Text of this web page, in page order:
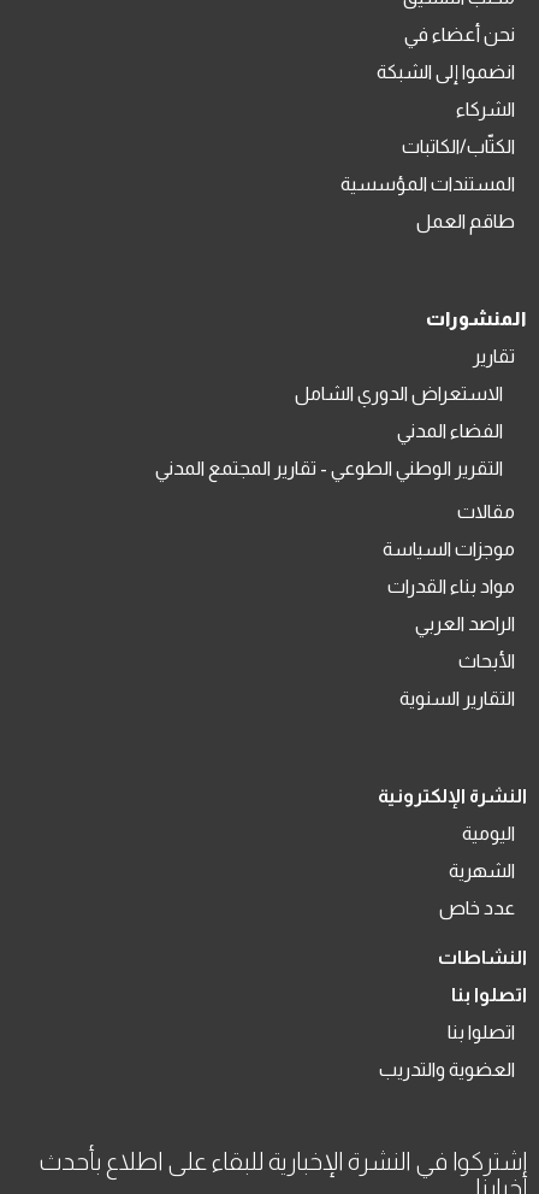
نحن أعضاء في
انضموا إلى الشبكة
الشركاء
الكتّاب/الكاتبات
المستندات المؤسسية
طاقم العمل
المنشورات
تقارير
الاستعراض الدوري الشامل
الفضاء المدني
التقرير الوطني الطوعي - تقارير المجتمع المدني
مقالات
موجزات السياسة
مواد بناء القدرات
الراصد العربي
الأبحاث
التقارير السنوية
النشرة الإلكترونية
اليومية
الشهرية
عدد خاص
النشاطات
اتصلوا بنا
اتصلوا بنا
العضوية والتدريب
اشتركوا في النشرة الإخبارية للبقاء على اطلاع بأحدث
أخبارنا